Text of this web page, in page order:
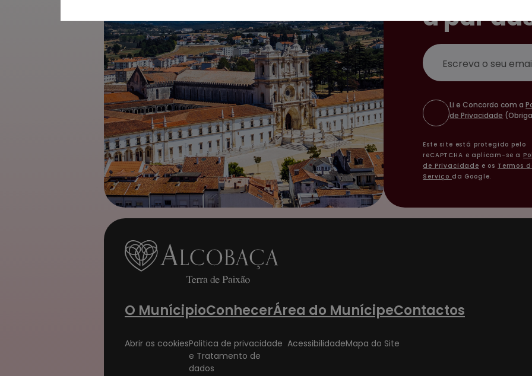
a par
Email
Li e Concordo com a
de Privacidade
Este site está protegido pelo
reCAPTCHA e aplicam-se a
de Privacidade e os Termos
Serviço da Google.
O MunícipioConhecerÁrea do MunícipeContactos
Abrir os cookiesPolitica de privacidade
e Tratamento de
dados
AcessibilidadeMapa do Site